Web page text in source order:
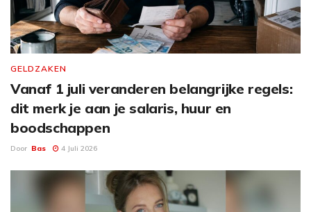
GELDZAKEN
Vanaf 1 juli veranderen belangrijke regels:
dit merk je aan je salaris, huur en
boodschappen
Door Bas 4 Juli 2026